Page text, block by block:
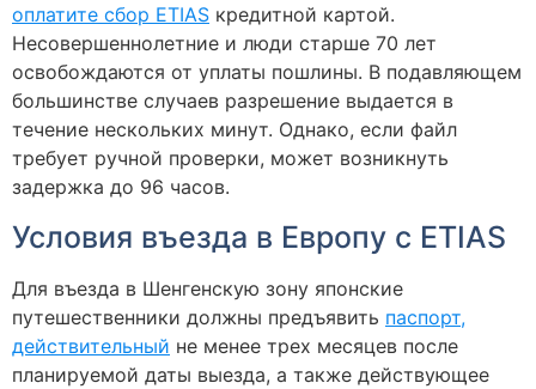
оплатите сбор ETIAS кредитной картой.
Несовершеннолетние и люди старше 70 лет
освобождаются от уплаты пошлины. В подавляющем
большинстве случаев разрешение выдается в
течение нескольких минут. Однако, если файл
требует ручной проверки, может возникнуть
задержка до 96 часов.
Условия въезда в Европу с ETIAS
Для въезда в Шенгенскую зону японские
путешественники должны предъявить паспорт,
действительный не менее трех месяцев после
планируемой даты выезда, а также действующее